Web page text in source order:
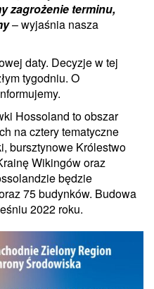
zagrożenie terminu,
– wyjaśnia nasza
daty. Decyzje w tej
tygodniu. O
Hossoland to obszar
na cztery tematyczne
bursztynowe Królestwo
Wikingów oraz
będzie
75 budynków. Budowa
2022 roku.